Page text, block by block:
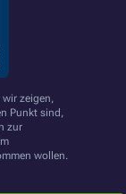
zeigen,
Punkt sind,
zur
wollen.